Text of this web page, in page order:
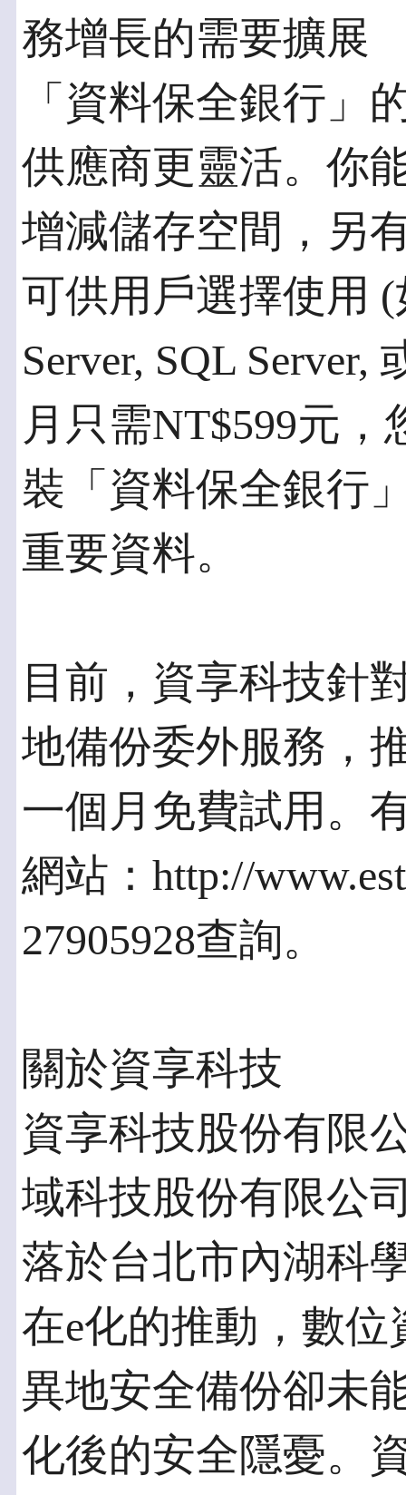
務增長的需要擴展
「資料保全銀行」
供應商更靈活。你
增減儲存空間，另
可供用戶選擇使用 (
Server, SQL Server,
月只需NT$599元
裝「資料保全銀行
重要資料。
目前，資享科技針
地備份委外服務，
一個月免費試用。
網站：http://
27905928查詢。
關於資享科技
資享科技股份有限
域科技股份有限公
落於台北市內湖科
在e化的推動，數
異地安全備份卻未
化後的安全隱憂。